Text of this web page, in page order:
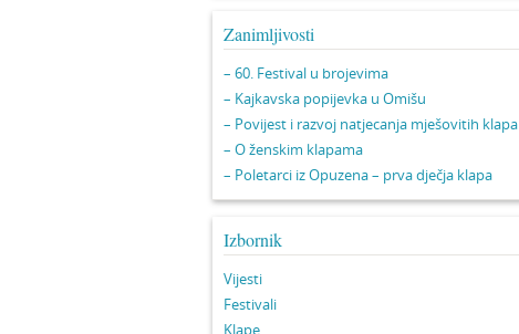
Zanimljivosti
– 60. Festival u brojevima
– Kajkavska popijevka u Omišu
– Povijest i razvoj natjecanja mješovitih klapa
– O ženskim klapama
– Poletarci iz Opuzena – prva dječja klapa
Izbornik
Vijesti
Festivali
Klape